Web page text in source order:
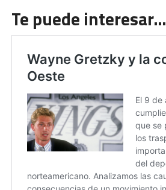
Te puede interesar…